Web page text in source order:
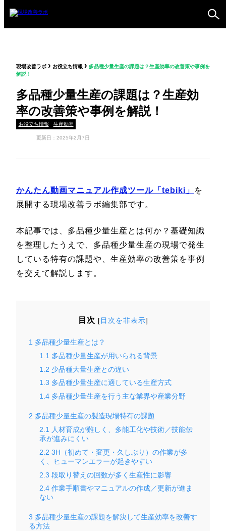
ム
現場改善ラボ › お役立ち情報 › 多品種少量生産の課題は？生産効率の改善策や事例を
解説！
多品種少量生産の課題は？生産効
率の改善策や事例を解説！
お役立ち情報 生産効率
更新日：2025年2月7日
かんたん動画マニュアル作成ツール「tebiki」
を
展開する現場改善ラボ編集部です。
本記事では、多品種少量生産とは何か？基礎知識
を整理したうえで、多品種少量生産の現場で発生
している特有の課題や、生産効率の改善策を事例
を交えて解説します。
目次 [目次を非表示]
1 多品種少量生産とは？
1.1 多品種少量生産が用いられる背景
1.2 少品種大量生産との違い
1.3 多品種少量生産に適している生産方式
1.4 多品種少量生産を行う主な業界や産業分野
2 多品種少量生産の製造現場特有の課題
2.1
人材育成が難しく、多能工化や技術／技能伝
承が進みにくい
2.2 3H（初めて・変更・久しぶり）の作業が多
く、ヒューマンエラーが起きやすい
2.3 段取り替えの回数が多く生産性に影響
2.4 作業手順書やマニュアルの作成／更新が進ま
ない
3 多品種少量生産の課題を解決して生産効率を改善す
る方法